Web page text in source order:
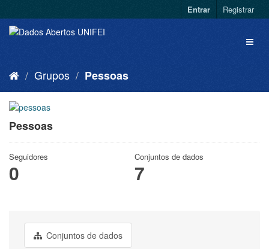
Entrar Registrar
Grupos Pessoas
Pessoas
Seguidores
0
Conjuntos de dados
7
Conjuntos de dados